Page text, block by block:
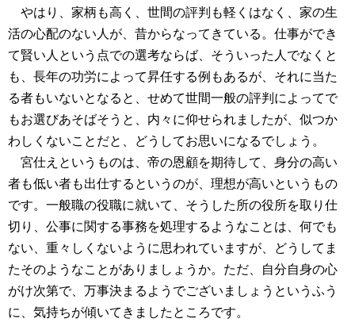
やはり、家柄も高く、世間の評判も軽くはなく、家の生
活の心配のない人が、昔からなってきている。仕事ができ
て賢い人という点での選考ならば、そういった人でなくと
も、長年の功労によって昇任する例もあるが、それに当た
る者もいないとなると、せめて世間一般の評判によってで
もお選びあそばそうと、内々に仰せられましたが、似つか
わしくないことだと、どうしてお思いになるでしょう。
宮仕えというものは、帝の恩顧を期待して、身分の高い
者も低い者も出仕するというのが、理想が高いというもの
です。一般職の役職に就いて、そうした所の役所を取り仕
切り、公事に関する事務を処理するようなことは、何でも
ない、重々しくないように思われていますが、どうしてま
たそのようなことがありましょうか。ただ、自分自身の心
がけ次第で、万事決まるようでございましょうというふう
に、気持ちが傾いてきましたところです。